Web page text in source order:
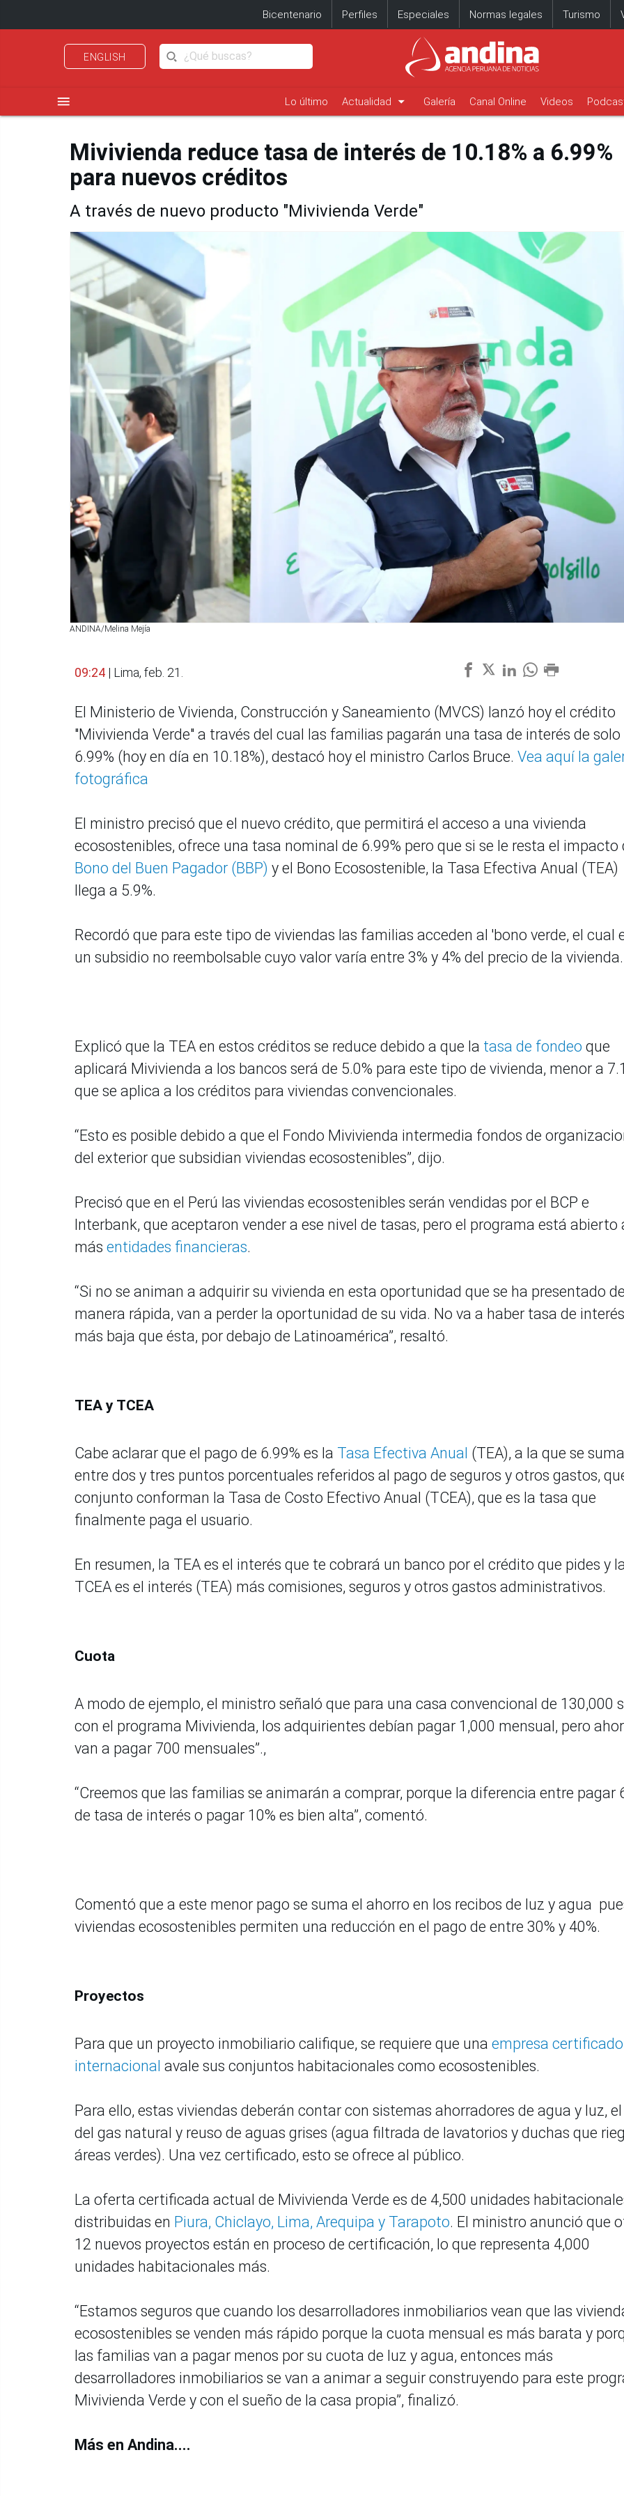
Bicentenario Perfiles Especiales Normas legales Turismo
ENGLISH
menu Lo último Actualidad arrow_drop_down Galería Canal Online Videos
Mivivienda reduce tasa de interés de 10.18% a 6.99%
para nuevos créditos
A través de nuevo producto "Mivivienda Verde"
ANDINA/Melina Mejía
09:24 | Lima, feb. 21.
El Ministerio de Vivienda, Construcción y Saneamiento (MVCS) lanzó hoy el crédito
"Mivivienda Verde" a través del cual las familias pagarán una tasa de interés de solo
6.99% (hoy en día en 10.18%), destacó hoy el ministro Carlos Bruce. Vea aquí la
fotográfica
El ministro precisó que el nuevo crédito, que permitirá el acceso a una vivienda
ecosostenibles, ofrece una tasa nominal de 6.99% pero que si se le resta el impacto
Bono del Buen Pagador (BBP) y el Bono Ecosostenible, la Tasa Efectiva Anual (TEA)
llega a 5.9%.
Recordó que para este tipo de viviendas las familias acceden al 'bono verde, el cual
un subsidio no reembolsable cuyo valor varía entre 3% y 4% del precio de la vivienda.
Explicó que la TEA en estos créditos se reduce debido a que la tasa de fondeo que
aplicará Mivivienda a los bancos será de 5.0% para este tipo de vivienda, menor a
que se aplica a los créditos para viviendas convencionales.
“Esto es posible debido a que el Fondo Mivivienda intermedia fondos de
del exterior que subsidian viviendas ecosostenibles”, dijo.
Precisó que en el Perú las viviendas ecosostenibles serán vendidas por el BCP e
Interbank, que aceptaron vender a ese nivel de tasas, pero el programa está abierto
más entidades financieras.
“Si no se animan a adquirir su vivienda en esta oportunidad que se ha presentado de
manera rápida, van a perder la oportunidad de su vida. No va a haber tasa de interés
más baja que ésta, por debajo de Latinoamérica”, resaltó.
TEA y TCEA
Cabe aclarar que el pago de 6.99% es la Tasa Efectiva Anual (TEA), a la que se suma
entre dos y tres puntos porcentuales referidos al pago de seguros y otros gastos,
conjunto conforman la Tasa de Costo Efectivo Anual (TCEA), que es la tasa que
finalmente paga el usuario.
En resumen, la TEA es el interés que te cobrará un banco por el crédito que pides y
TCEA es el interés (TEA) más comisiones, seguros y otros gastos administrativos.
Cuota
A modo de ejemplo, el ministro señaló que para una casa convencional de 130,000
con el programa Mivivienda, los adquirientes debían pagar 1,000 mensual, pero
van a pagar 700 mensuales”.,
“Creemos que las familias se animarán a comprar, porque la diferencia entre pagar
de tasa de interés o pagar 10% es bien alta”, comentó.
Comentó que a este menor pago se suma el ahorro en los recibos de luz y agua
viviendas ecosostenibles permiten una reducción en el pago de entre 30% y 40%.
Proyectos
Para que un proyecto inmobiliario califique, se requiere que una empresa
internacional avale sus conjuntos habitacionales como ecosostenibles.
Para ello, estas viviendas deberán contar con sistemas ahorradores de agua y luz,
del gas natural y reuso de aguas grises (agua filtrada de lavatorios y duchas que
áreas verdes). Una vez certificado, esto se ofrece al público.
La oferta certificada actual de Mivivienda Verde es de 4,500 unidades
distribuidas en Piura, Chiclayo, Lima, Arequipa y Tarapoto. El ministro anunció que
12 nuevos proyectos están en proceso de certificación, lo que representa 4,000
unidades habitacionales más.
“Estamos seguros que cuando los desarrolladores inmobiliarios vean que las
ecosostenibles se venden más rápido porque la cuota mensual es más barata y
las familias van a pagar menos por su cuota de luz y agua, entonces más
desarrolladores inmobiliarios se van a animar a seguir construyendo para este
Mivivienda Verde y con el sueño de la casa propia”, finalizó.
Más en Andina....